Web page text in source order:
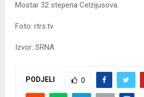
Mostar 32 stepena Celzijusova.
Foto: rtrs.tv
Izvor: SRNA
PODJELI 0